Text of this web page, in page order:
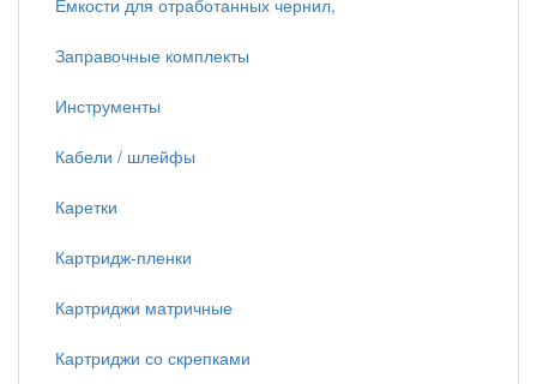
Емкости для отработанных чернил,
Заправочные комплекты
Инструменты
Кабели / шлейфы
Каретки
Картридж-пленки
Картриджи матричные
Картриджи со скрепками